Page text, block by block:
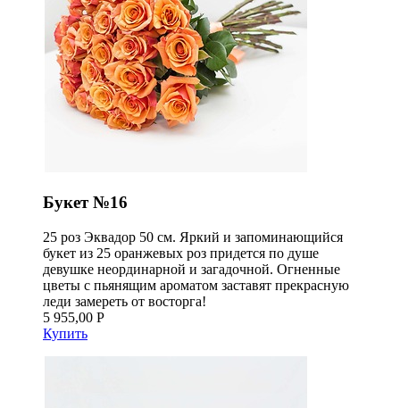
Букет №16
25 роз Эквадор 50 см. Яркий и запоминающийся
букет из 25 оранжевых роз придется по душе
девушке неординарной и загадочной. Огненные
цветы с пьянящим ароматом заставят прекрасную
леди замереть от восторга!
5 955,00 Р
Купить